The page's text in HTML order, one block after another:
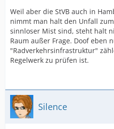
Weil aber die StVB auch in
nimmt man halt den Unfall
sinnloser Mist sind, steht halt
Raum außer Frage. Doof eben
"Radverkehrsinfrastruktur"
Regelwerk zu prüfen ist.
Silence